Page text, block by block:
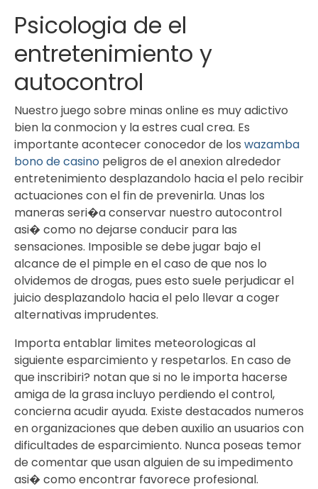
Psicologia de el
entretenimiento y
autocontrol
Nuestro juego sobre minas online es muy adictivo
bien la conmocion y la estres cual crea. Es
importante acontecer conocedor de los wazamba
bono de casino peligros de el anexion alrededor
entretenimiento desplazandolo hacia el pelo recibir
actuaciones con el fin de prevenirla. Unas los
maneras seri�a conservar nuestro autocontrol
asi� como no dejarse conducir para las
sensaciones. Imposible se debe jugar bajo el
alcance de el pimple en el caso de que nos lo
olvidemos de drogas, pues esto suele perjudicar el
juicio desplazandolo hacia el pelo llevar a coger
alternativas imprudentes.
Importa entablar limites meteorologicas al
siguiente esparcimiento y respetarlos. En caso de
que inscribiri? notan que si no le importa hacerse
amiga de la grasa incluyo perdiendo el control,
concierna acudir ayuda. Existe destacados numeros
en organizaciones que deben auxilio an usuarios con
dificultades de esparcimiento. Nunca poseas temor
de comentar que usan alguien de su impedimento
asi� como encontrar favorece profesional.